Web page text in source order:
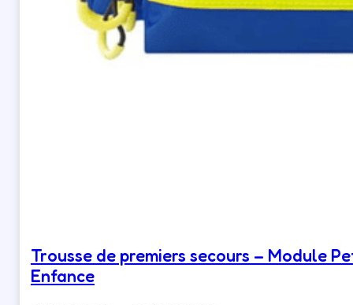
Trousse de premiers secours – Module
Enfance